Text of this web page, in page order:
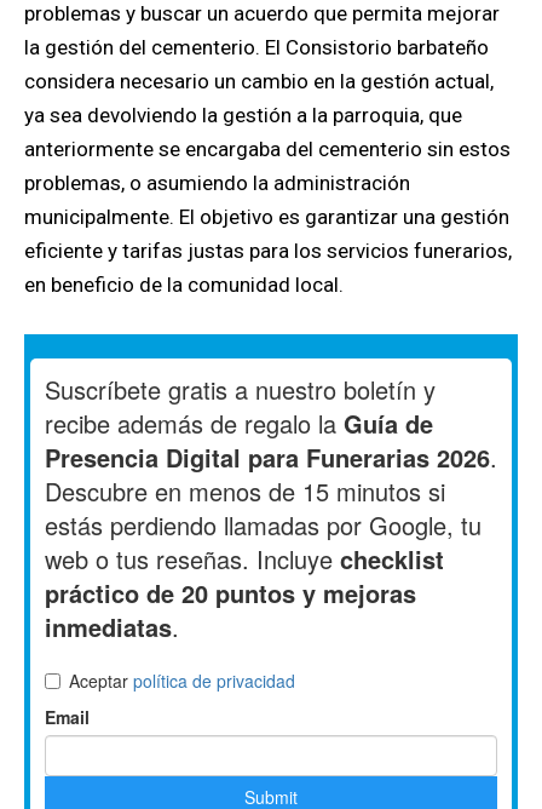
problemas y buscar un acuerdo que permita mejorar
la gestión del cementerio. El Consistorio barbateño
considera necesario un cambio en la gestión actual,
ya sea devolviendo la gestión a la parroquia, que
anteriormente se encargaba del cementerio sin estos
problemas, o asumiendo la administración
municipalmente. El objetivo es garantizar una gestión
eficiente y tarifas justas para los servicios funerarios,
en beneficio de la comunidad local.